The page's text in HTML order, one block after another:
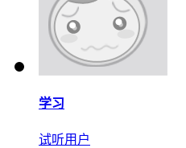
学习
试听用户